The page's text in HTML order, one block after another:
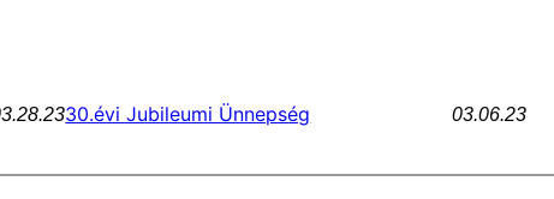
30.évi Jubileumi Ünnepség 03.06.23